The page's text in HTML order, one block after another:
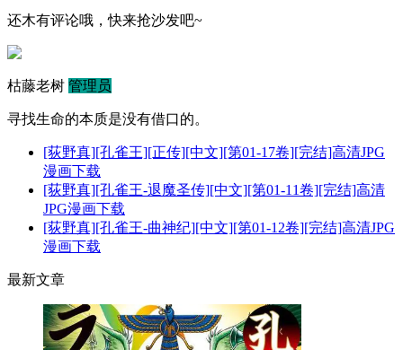
还木有评论哦，快来抢沙发吧~
枯藤老树 管理员
寻找生命的本质是没有借口的。
[荻野真][孔雀王][正传][中文][第01-17卷][完结]高清JPG
漫画下载
[荻野真][孔雀王-退魔圣传][中文][第01-11卷][完结]高清
JPG漫画下载
[荻野真][孔雀王-曲神纪][中文][第01-12卷][完结]高清JPG
漫画下载
最新文章